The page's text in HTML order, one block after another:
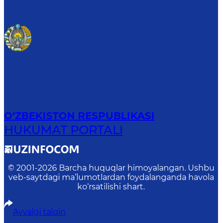
O‘ZBEKISTON RESPUBLIKASI
HUKUMAT PORTALI
© 2001-2026 Barcha huquqlar himoyalangan. Ushbu
veb-saytdagi ma’lumotlardan foydalanganda havola
ko‘rsatilishi shart.
Avvalgi talqin